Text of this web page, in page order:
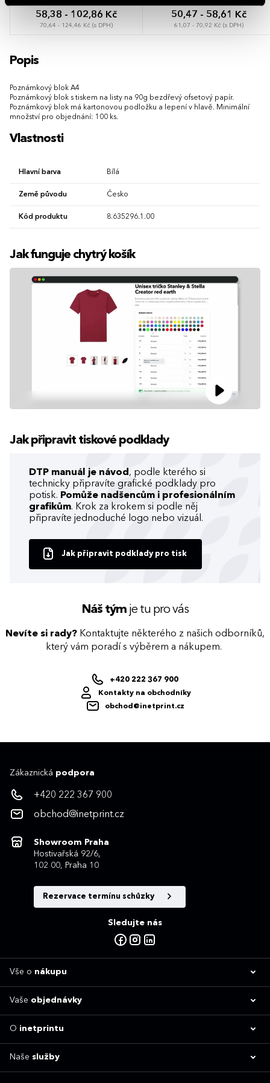
58,38 - 102,86 Kč
70,64 - 124,46 Kč (s DPH)
50,47 - 58,61 Kč
61,07 - 70,92 Kč (s DPH)
Popis
Poznámkový blok A4
Poznámkový blok s tiskem na listy na 90g bezdřevý ofsetový papír.
Poznámkový blok má kartonovou podložku a lepení v hlavě. Minimální
množství pro objednání: 100 ks.
Vlastnosti
Hlavní barva Bílá
Země původu Česko
Kód produktu 8.635296.1.00
Jak funguje chytrý košík
Jak připravit tiskové podklady
DTP manuál je návod , podle kterého si
technicky připravíte grafické podklady pro
potisk. Pomůže nadšencům i profesionálním
grafikům. Krok za krokem si podle něj
připravíte jednoduché logo nebo vizuál.
Jak připravit podklady pro tisk
Náš týmje tu pro vás
Nevíte si rady? Kontaktujte některého z našich odborníků,
který vám poradí s výběrem a nákupem.
+420 222 367 900
Kontakty na obchodníky
obchod@inetprint.cz
Zákaznická podpora
+420 222 367 900
obchod@inetprint.cz
Showroom Praha
Hostivařská 92/6,
102 00, Praha 10
Rezervace termínu schůzky
Sledujte nás
Vše o nákupu
Vaše objednávky
O inetprintu
Naše služby